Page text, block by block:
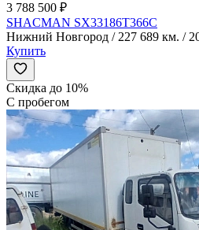
3 788 500 ₽
SHACMAN SX33186T366C
Нижний Новгород / 227 689 км. /
Купить
Скидка до 10%
С пробегом